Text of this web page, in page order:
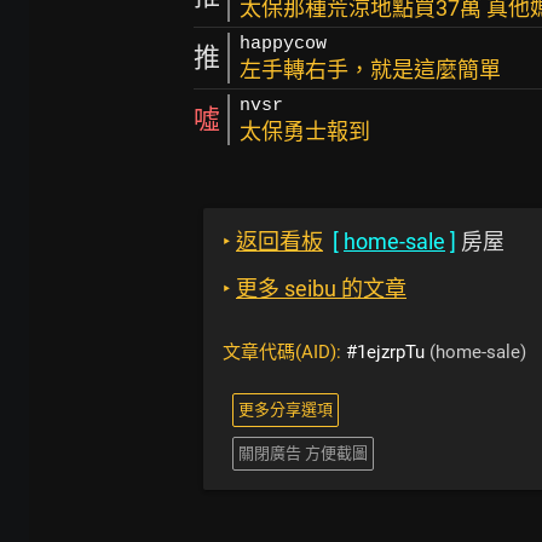
太保那種荒涼地點買37萬 真他
推 happycow
左手轉右手，就是這麼簡單
噓 nvsr
太保勇士報到
‣ 返回看板 [ home-sale ] 房屋
‣ 更多 seibu 的文章
文章代碼(AID): #1ejzrpTu (home-sale)
更多分享選項
關閉廣告 方便截圖